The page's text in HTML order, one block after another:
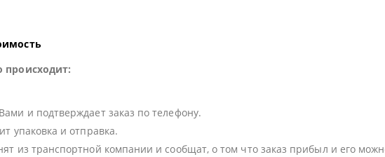
происходит:
и подтверждает заказ по телефону.
упаковка и отправка.
из транспортной компании и сообщат, о том что заказ прибыл и его